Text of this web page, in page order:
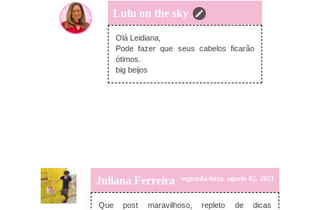
Lulu on the sky
quarta-feira, agosto 04, 2021
Olá Leidiana,
Pode fazer que seus cabelos ficarão
ótimos.
big beijos
Juliana Ferreira segunda-feira, agosto 02, 2021
Que post maravilhoso, repleto de dicas